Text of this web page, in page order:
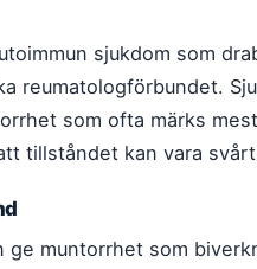
sjukdom som
reumatologförbundet.
som ofta märks
tillståndet kan vara
ge muntorrhet som